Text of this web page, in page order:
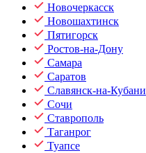
Новочеркасск
Новошахтинск
Пятигорск
Ростов-на-Дону
Самара
Саратов
Славянск-на-Кубани
Сочи
Ставрополь
Таганрог
Туапсе